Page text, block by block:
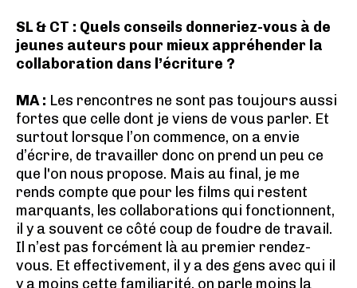
SL & CT : Quels conseils donneriez-vous à de
jeunes auteurs pour mieux appréhender la
collaboration dans l’écriture ?
MA : Les rencontres ne sont pas toujours aussi
fortes que celle dont je viens de vous parler. Et
surtout lorsque l’on commence, on a envie
d’écrire, de travailler donc on prend un peu ce
que l'on nous propose. Mais au final, je me
rends compte que pour les films qui restent
marquants, les collaborations qui fonctionnent,
il y a souvent ce côté coup de foudre de travail.
Il n’est pas forcément là au premier rendez-
vous. Et effectivement, il y a des gens avec qui il
y a moins cette familiarité, on parle moins la